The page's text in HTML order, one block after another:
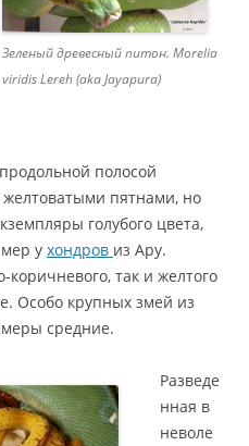
Зеленый древесный питон. Morelia
viridis Lereh (aka Jayapura)
полосой
желтоватыми пятнами, но
голубого цвета,
у хондров из Ару.
так и желтого
Особо крупных змей из
средние.
Разведе
нная в
неволе